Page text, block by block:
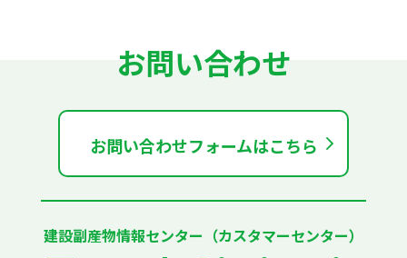
お問い合わせ
お問い合わせフォームはこちら
建設副産物情報センター（カスタマーセンター）